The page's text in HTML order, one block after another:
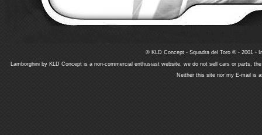
© KLD Concept - Squadra del Toro © - 2001 -
Lamborghini by KLD Concept is a non-commercial enthusiast website, we do not sell cars or parts,
Neither this site nor my E-mail is